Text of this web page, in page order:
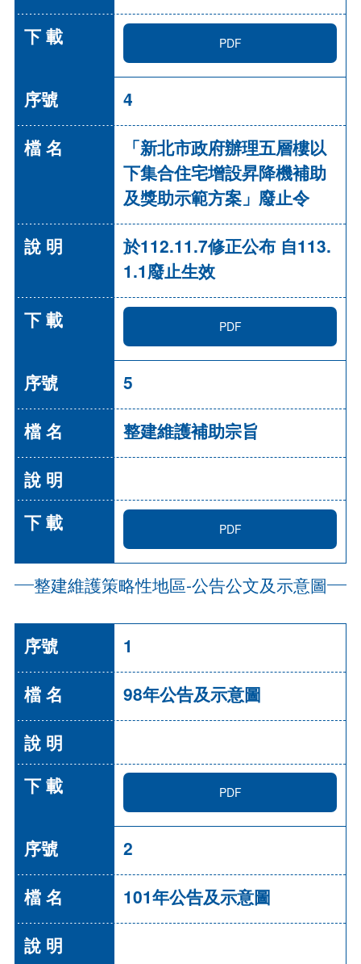
PDF
4
「新北市政府辦理五層樓以
下集合住宅增設昇降機補助
及獎助示範方案」廢止令
於112.11.7修正公布 自113.
1.1廢止生效
PDF
5
整建維護補助宗旨
PDF
整建維護策略性地區-公告公文及示意圖
1
98年公告及示意圖
PDF
2
101年公告及示意圖